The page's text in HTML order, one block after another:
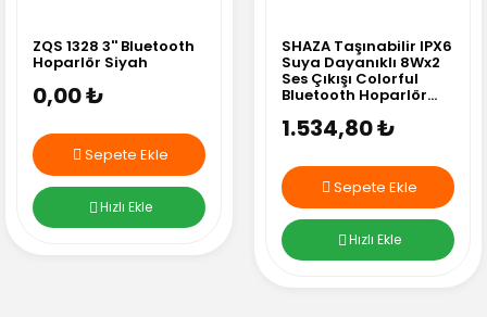
ZQS 1328 3'' Bluetooth
Hoparlör Siyah
0,00 ₺
Sepete Ekle
Hızlı Ekle
SHAZA Taşınabilir IPX6
Suya Dayanıklı 8Wx2
Ses Çıkışı Colorful
Bluetooth Hoparlör
1.534,80 ₺
Sepete Ekle
Hızlı Ekle